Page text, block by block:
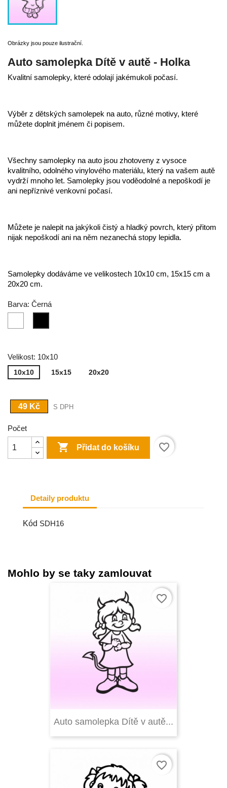
Obrázky jsou pouze ilustrační.
Auto samolepka Dítě v autě - Holka
Kvalitní samolepky, které odolají jakémukoli počasí.
Výběr z dětských samolepek na auto, různé motivy, které
můžete doplnit jménem či popisem.
Všechny samolepky na auto jsou zhotoveny z vysoce
kvalitního, odolného vinylového materiálu, který na vašem autě
vydrží mnoho let. Samolepky jsou voděodolné a nepoškodí je
ani nepříznivé venkovní počasí.
Můžete je nalepit na jakýkoli čistý a hladký povrch, který přitom
nijak nepoškodí ani na něm nezanechá stopy lepidla.
Samolepky dodáváme ve velikostech 10x10 cm, 15x15 cm a
20x20 cm.
Barva: Černá
Velikost: 10x10
10x10 15x15 20x20
49 Kč S DPH
Počet
 Přidat do košíku favorite_border
Detaily produktu
Kód SDH16
Mohlo by se taky zamlouvat
Auto samolepka Dítě v autě...
favorite_border
favorite_border